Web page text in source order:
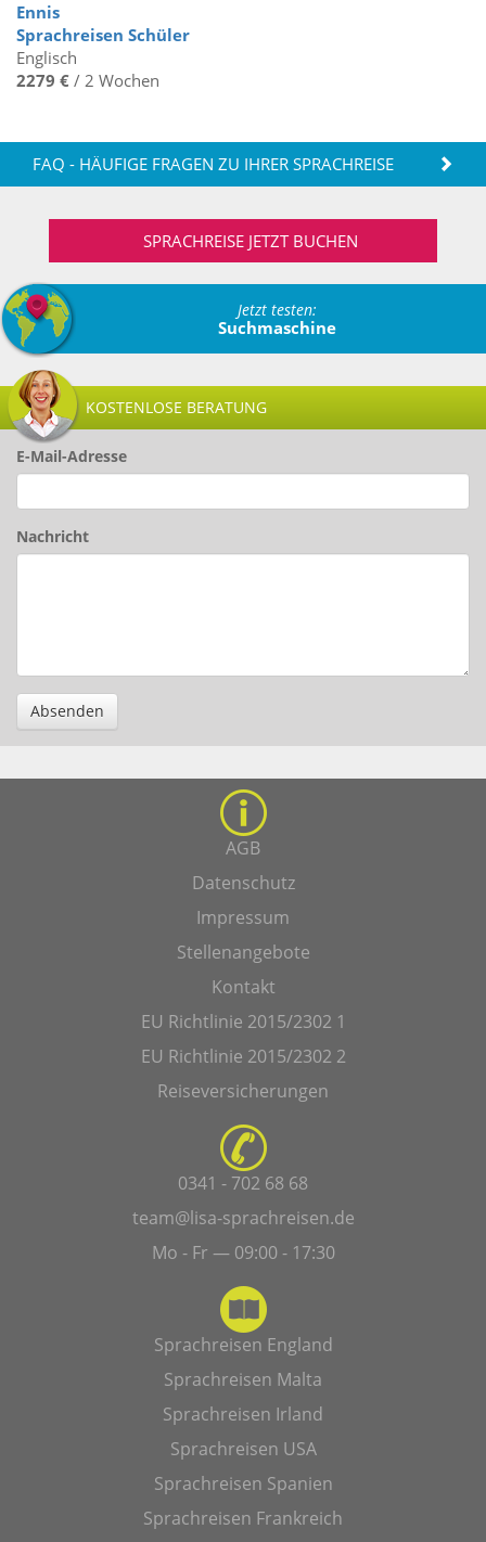
Ennis
Sprachreisen Schüler
Englisch
2279 € / 2 Wochen
FAQ - HÄUFIGE FRAGEN ZU IHRER SPRACHREISE
SPRACHREISE JETZT BUCHEN
Jetzt testen:
Suchmaschine
KOSTENLOSE BERATUNG
E-Mail-Adresse
Nachricht
Absenden
AGB
Datenschutz
Impressum
Stellenangebote
Kontakt
EU Richtlinie 2015/2302 1
EU Richtlinie 2015/2302 2
Reiseversicherungen
0341 - 702 68 68
team@lisa-sprachreisen.de
Mo - Fr — 09:00 - 17:30
Sprachreisen England
Sprachreisen Malta
Sprachreisen Irland
Sprachreisen USA
Sprachreisen Spanien
Sprachreisen Frankreich